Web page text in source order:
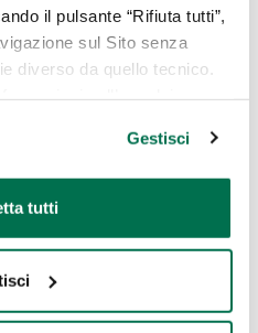
il pulsante “Rifiuta tutti”,
sul Sito senza
diverso da quello tecnico.
per scegliere quali
Gestisci
tutti
spingendo la
energia. Questa
lacerazioni e ferite
infezione.
prevenire la
per evitare la
nelle sue diverse
evitare bagni e